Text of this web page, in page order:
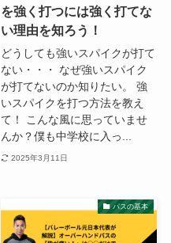
を強く打つには強く打てな
い理由を知ろう！
どうしても強いスパイクが打て
ない・・・ なぜ強いスパイク
が打てないのか知りたい。 強
いスパイクを打つ方法を教え
て！ こんな風に思っていませ
んか？僕も中学校に入っ...
2025年3月11日
パスの基本